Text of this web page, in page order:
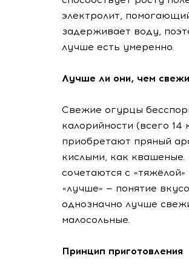
электролит,
задерживает воду,
лучше есть умеренно.
Лучше ли они, чем
Свежие огурцы
калорийности (всего
приобретают пряный
кислыми, как
сочетаются с
«лучше» — понятие
однозначно лучше
малосольные.
Принцип приготовления